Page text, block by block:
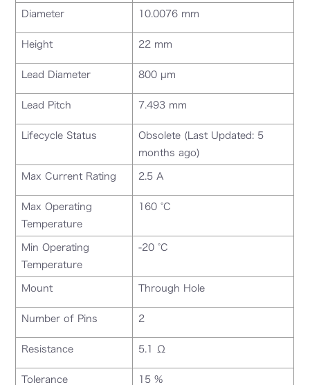
Diameter 10.0076 mm
Height 22 mm
Lead Diameter 800 µm
Lead Pitch 7.493 mm
Lifecycle Status
Obsolete (Last Updated: 5
months ago)
Max Current Rating 2.5 A
Max Operating
Temperature
160 °C
Min Operating
Temperature
-20 °C
Mount Through Hole
Number of Pins 2
Resistance 5.1 Ω
Tolerance 15 %